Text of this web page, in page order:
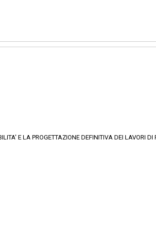
E LA PROGETTAZIONE DEFINITIVA DEI LAVORI